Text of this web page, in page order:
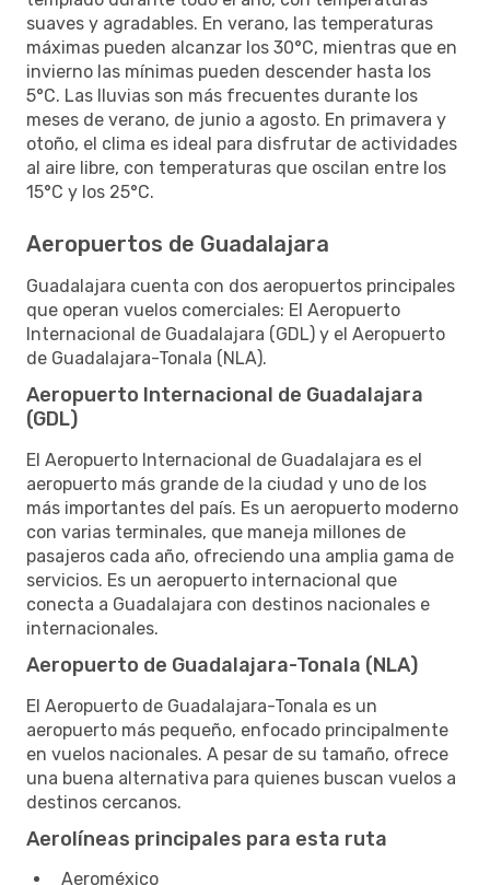
suaves y agradables. En verano, las temperaturas
máximas pueden alcanzar los 30°C, mientras que en
invierno las mínimas pueden descender hasta los
5°C. Las lluvias son más frecuentes durante los
meses de verano, de junio a agosto. En primavera y
otoño, el clima es ideal para disfrutar de actividades
al aire libre, con temperaturas que oscilan entre los
15°C y los 25°C.
Aeropuertos de Guadalajara
Guadalajara cuenta con dos aeropuertos principales
que operan vuelos comerciales: El Aeropuerto
Internacional de Guadalajara (GDL) y el Aeropuerto
de Guadalajara-Tonala (NLA).
Aeropuerto Internacional de Guadalajara
(GDL)
El Aeropuerto Internacional de Guadalajara es el
aeropuerto más grande de la ciudad y uno de los
más importantes del país. Es un aeropuerto moderno
con varias terminales, que maneja millones de
pasajeros cada año, ofreciendo una amplia gama de
servicios. Es un aeropuerto internacional que
conecta a Guadalajara con destinos nacionales e
internacionales.
Aeropuerto de Guadalajara-Tonala (NLA)
El Aeropuerto de Guadalajara-Tonala es un
aeropuerto más pequeño, enfocado principalmente
en vuelos nacionales. A pesar de su tamaño, ofrece
una buena alternativa para quienes buscan vuelos a
destinos cercanos.
Aerolíneas principales para esta ruta
Aeroméxico